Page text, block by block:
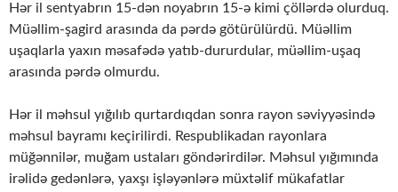
Hər il sentyabrın 15-dən noyabrın 15-ə kimi çöllərdə olurduq.
Müəllim-şagird arasında da pərdə götürülürdü. Müəllim
uşaqlarla yaxın məsafədə yatıb-dururdular, müəllim-uşaq
arasında pərdə olmurdu.
Hər il məhsul yığılıb qurtardıqdan sonra rayon səviyyəsində
məhsul bayramı keçirilirdi. Respublikadan rayonlara
müğənnilər, muğam ustaları göndərirdilər. Məhsul yığımında
irəlidə gedənlərə, yaxşı işləyənlərə müxtəlif mükafatlar